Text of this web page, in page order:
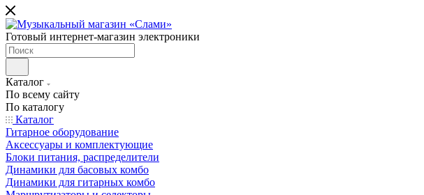
Готовый интернет-магазин электроники
Каталог
По всему сайту
По каталогу
Каталог
Гитарное оборудование
Аксессуары и комплектующие
Блоки питания, распределители
Динамики для басовых комбо
Динамики для гитарных комбо